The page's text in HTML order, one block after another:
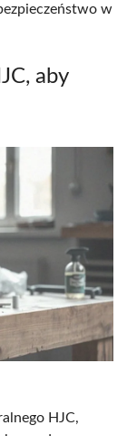
w
aby
HJC,